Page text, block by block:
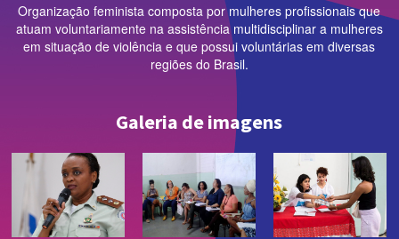
Organização feminista composta por mulheres profissionais que
atuam voluntariamente na assistência multidisciplinar a mulheres
em situação de violência e que possui voluntárias em diversas
regiões do Brasil.
Galeria de imagens